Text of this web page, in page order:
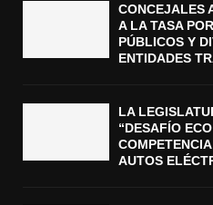
CONCEJALES
A LA TASA
PÚBLICOS Y
ENTIDADES
LA
“DESAFÍO
AUTOS